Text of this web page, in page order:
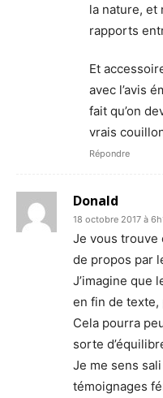
la nature, et
rapports
Et
avec l’avis
fait qu’on
vrais
Répondre
Donald
18 octobre 2017 à
Je vous trouve
de propos par
J’imagine que
en fin de
Cela pourra
sorte
Je me sens sali
témoignages